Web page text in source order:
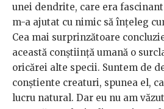
unei dendrite, care era
m-a ajutat cu nimic să înțeleg
Cea mai surprinzătoare
această conștiință umană o
oricărei alte specii. Suntem de
conștiente creaturi, spunea el,
lucru natural. Dar eu nu am